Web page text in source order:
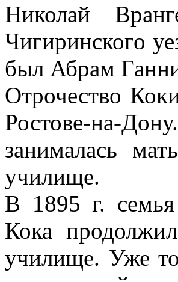
Николай
Чигиринского
был Абрам
Отрочество
Ростове-на-
занималась
училище.
В 1895 г. семья
Кока
училище. Уже